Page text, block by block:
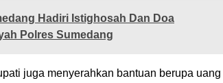
Hadiri Istighosah Dan Doa
Polres Sumedang
juga menyerahkan bantuan berupa uang